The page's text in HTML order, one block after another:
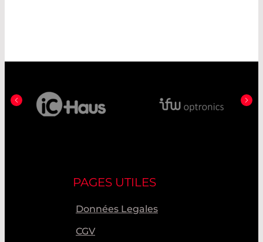
PAGES UTILES
Données Legales
CGV